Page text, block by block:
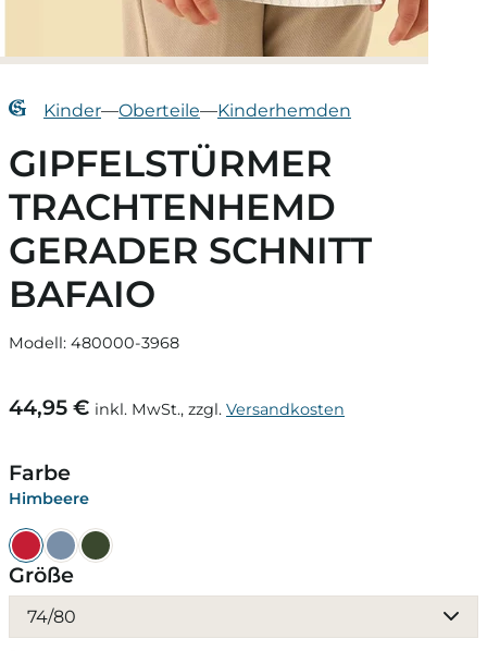
Kinder—Oberteile—Kinderhemden
GIPFELSTÜRMER
TRACHTENHEMD
GERADER SCHNITT
BAFAIO
Modell: 480000-3968
44,95 € inkl. MwSt., zzgl. Versandkosten
Farbe
Himbeere
Größe
74/80